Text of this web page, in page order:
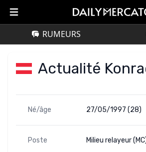
RUMEURS
Actualité
Né/âge 27/05/1997 (28)
Poste Milieu relayeur